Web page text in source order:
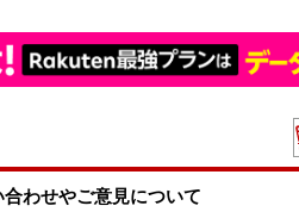
合わせやご意見について